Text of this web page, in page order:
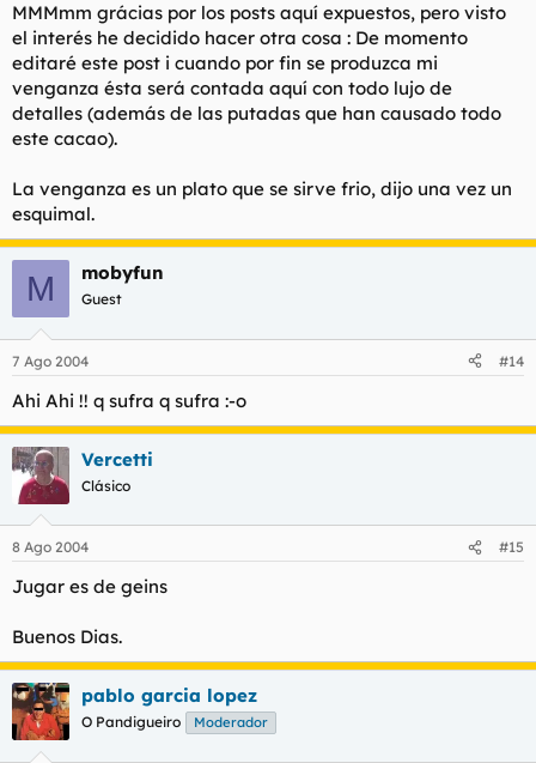
MMMmm grácias por los posts aquí expuestos, pero visto
el interés he decidido hacer otra cosa : De momento
editaré este post i cuando por fin se produzca mi
venganza ésta será contada aquí con todo lujo de
detalles (además de las putadas que han causado todo
este cacao).
La venganza es un plato que se sirve frio, dijo una vez un
esquimal.
M mobyfun
Guest
7 Ago 2004 #14
Ahi Ahi !! q sufra q sufra :-o
Vercetti
Clásico
8 Ago 2004 #15
Jugar es de geins
Buenos Dias.
pablo garcia lopez
O Pandigueiro Moderador